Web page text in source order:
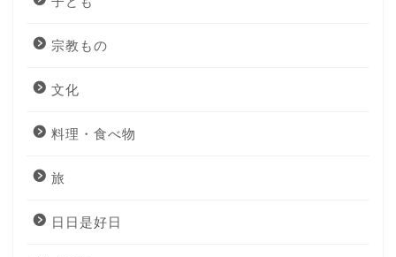
宗教もの
文化
料理・食べ物
旅
日日是好日